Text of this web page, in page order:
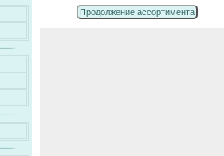
Продолжение ассортимента